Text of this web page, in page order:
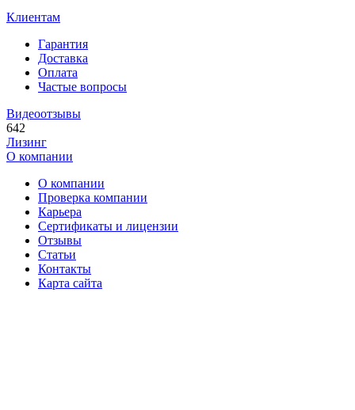
Клиентам
Гарантия
Доставка
Оплата
Частые вопросы
Видеоотзывы
642
Лизинг
О компании
О компании
Проверка компании
Карьера
Сертификаты и лицензии
Отзывы
Статьи
Контакты
Карта сайта